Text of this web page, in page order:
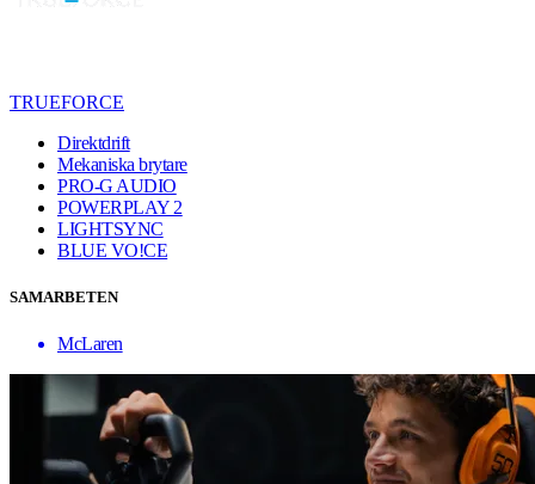
TRUEFORCE
Direktdrift
Mekaniska brytare
PRO-G AUDIO
POWERPLAY 2
LIGHTSYNC
BLUE VO!CE
SAMARBETEN
McLaren